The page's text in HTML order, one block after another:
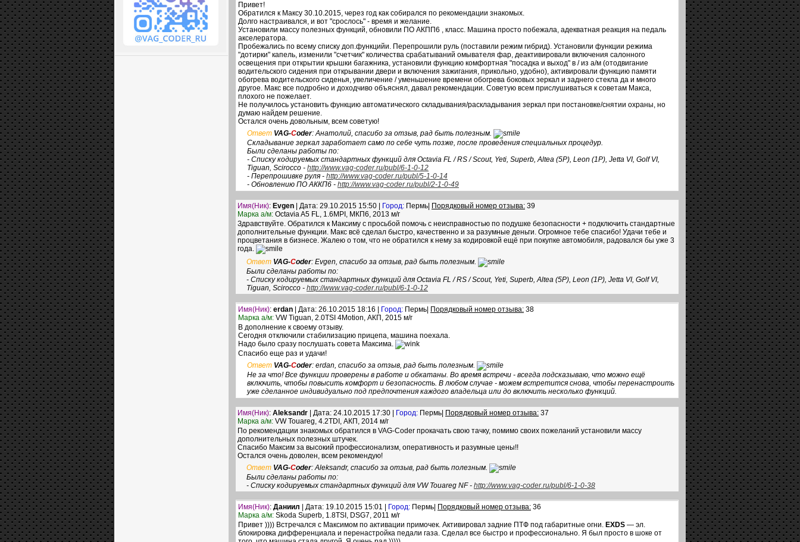
Привет!
Обратился к Максу 30.10.2015, через год как собирался по рекомендации знакомых.
Долго настраивался, и вот "срослось" - время и желание.
Установили массу полезных функций, обновили ПО АКПП6 , класс. Машина просто побежала, адекватная реакция на педаль
акселератора.
Пробежались по всему списку доп.функцийи. Перепрошили руль (поставили режим гибрид). Установили функции режима
"дотирки" капель, изменили "счетчик" количества срабатываний омывателя фар, деактивировали включения салонного
освещения при открытии крышки багажника, установили функцию комфортная "посадка и выход" в / из а/м (отодвигание
водительского сидения при открывании двери и включения зажигания, прикольно, удобно), активировали функцию памяти
обогрева водительского сиденья, увеличение / уменьшение времени обогрева боковых зеркал и заднего стекла да и много
другое. Макс все подробно и доходчиво объяснял, давал рекомендации. Советую всем прислушиваться к советам Макса,
плохого не пожелает.
Не получилось установить функцию автоматического складывания/раскладывания зеркал при постановке/снятии охраны, но
думаю найдем решение.
Остался очень довольным, всем советую!
Ответ VAG-Coder: Анатолий, спасибо за отзыв, рад быть полезным.
Складывание зеркал заработает само по себе чуть позже, после проведения специальных процедур.
Были сделаны работы по:
- Списку кодируемых стандартных функций для Octavia FL / RS / Scout, Yeti, Superb, Altea (5P), Leon (1P), Jetta VI, Golf VI,
Tiguan, Scirocco - http://www.vag-coder.ru/publ/6-1-0-12
- Перепрошивке руля - http://www.vag-coder.ru/publ/5-1-0-14
- Обновлению ПО АККП6 - http://www.vag-coder.ru/publ/2-1-0-49
Имя(Ник): Evgen | Дата: 29.10.2015 15:50 | Город: Пермь| Порядковый номер отзыва: 39
Марка а/м: Octavia A5 FL, 1.6MPI, МКП6, 2013 м/г
Здравствуйте. Обратился к Максиму с просьбой помочь с неисправностью по подушке безопасности + подключить стандартные
дополнительные функции. Макс всё сделал быстро, качественно и за разумные деньги. Огромное тебе спасибо! Удачи тебе и
процветания в бизнесе. Жалею о том, что не обратился к нему за кодировкой ещё при покупке автомобиля, радовался бы уже 3
года.
Ответ VAG-Coder: Evgen, спасибо за отзыв, рад быть полезным.
Были сделаны работы по:
- Списку кодируемых стандартных функций для Octavia FL / RS / Scout, Yeti, Superb, Altea (5P), Leon (1P), Jetta VI, Golf VI,
Tiguan, Scirocco - http://www.vag-coder.ru/publ/6-1-0-12
Имя(Ник): erdan | Дата: 26.10.2015 18:16 | Город: Пермь| Порядковый номер отзыва: 38
Марка а/м: VW Tiguan, 2.0TSI 4Motion, АКП, 2015 м/г
В дополнение к своему отзыву.
Сегодня отключили стабилизацию прицепа, машина поехала.
Надо было сразу послушать совета Максима.
Спасибо еще раз и удачи!
Ответ VAG-Coder: erdan, спасибо за отзыв, рад быть полезным.
Не за что! Все функции проверены в работе и обкатаны. Во время встречи - всегда подсказываю, что можно ещё
включить, чтобы повысить комфорт и безопасность. В любом случае - можем встретится снова, чтобы перенастроить
уже сделанное индивидуально под предпочтения каждого владельца или до включить несколько функций.
Имя(Ник): Aleksandr | Дата: 24.10.2015 17:30 | Город: Пермь| Порядковый номер отзыва: 37
Марка а/м: VW Touareg, 4.2TDI, АКП, 2014 м/г
По рекомендации знакомых обратился в VAG-Coder прокачать свою тачку, помимо своих пожеланий установили массу
дополнительных полезных штучек.
Спасибо Максим за высокий профессионализм, оперативность и разумные цены!!
Остался очень доволен, всем рекомендую!
Ответ VAG-Coder: Aleksandr, спасибо за отзыв, рад быть полезным.
Были сделаны работы по:
- Списку кодируемых стандартных функций для VW Touareg NF - http://www.vag-coder.ru/publ/6-1-0-38
Имя(Ник): Даниил | Дата: 19.10.2015 15:01 | Город: Пермь| Порядковый номер отзыва: 36
Марка а/м: Skoda Superb, 1.8TSI, DSG7, 2011 м/г
Привет )))) Встречался с Максимом по активации примочек. Активировал задние ПТФ под габаритные огни. EXDS — эл.
блокировка дифференциала и перенастройка педали газа. Сделал все быстро и профессионально. Я был просто в шоке от